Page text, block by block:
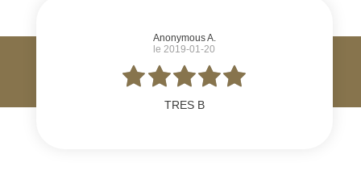
Anonymous A.
le 2019-01-20
TRES B